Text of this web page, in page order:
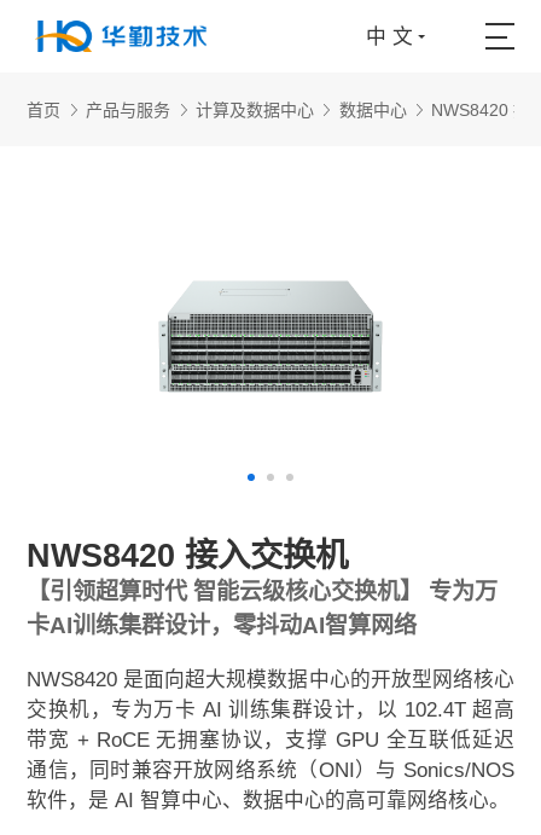
中 文
首页 产品与服务 计算及数据中心 数据中心 NWS8420 接
NWS8420 接入交换机
【引领超算时代 智能云级核心交换机】 专为万
卡AI训练集群设计，零抖动AI智算网络
NWS8420 是面向超大规模数据中心的开放型网络核心
交换机，专为万卡 AI 训练集群设计，以 102.4T 超高
带宽 + RoCE 无拥塞协议，支撑 GPU 全互联低延迟
通信，同时兼容开放网络系统（ONI）与 Sonics/NOS
软件，是 AI 智算中心、数据中心的高可靠网络核心。